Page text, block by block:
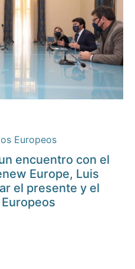
Europeos
encuentro con el
Europe, Luis
el presente y el